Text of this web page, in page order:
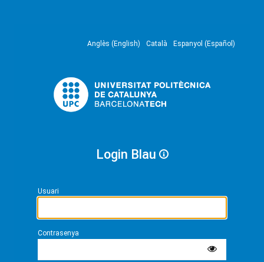
Anglès (English) Català Espanyol (Español)
Login Blau
Usuari
Contrasenya